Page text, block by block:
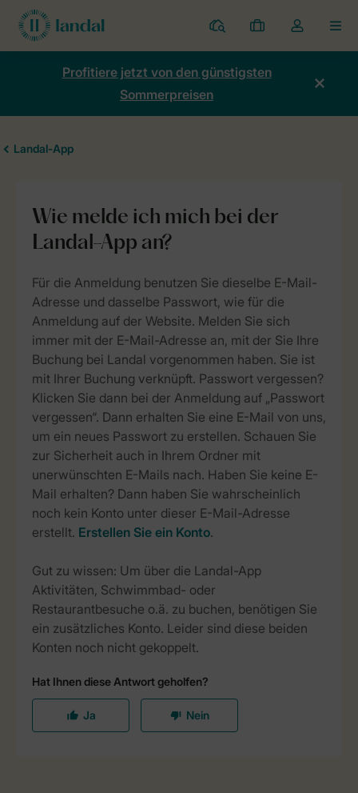
Ferienparks
Meine
Buchungen
Dropdown-
Menü
Kontos
Profitiere jetzt von den günstigsten
Sommerpreisen